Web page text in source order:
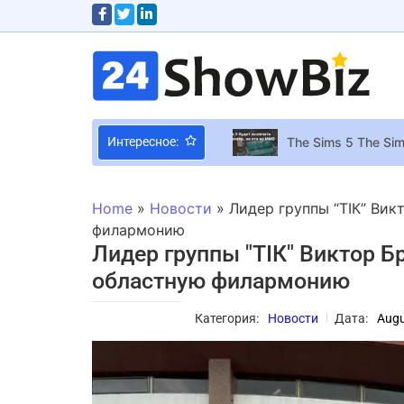
Интересное:
The Sims 5 The
Новый прототип
Геймеры
Стратегия Heart
Герман Ненов:
В Букингемском
SEGA отменила
Обнаженное тело
Home » Новости » Лидер группы “ТІК”
филармонию
Лидер группы "ТІК" Виктор
областную филармонию
Категория: Новости Дата: